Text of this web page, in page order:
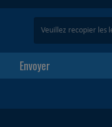
Envoyer